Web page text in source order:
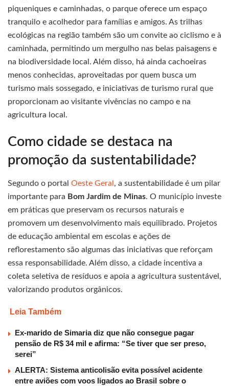
piqueniques e caminhadas, o parque oferece um espaço
tranquilo e acolhedor para famílias e amigos. As trilhas
ecológicas na região também são um convite ao ciclismo e à
caminhada, permitindo um mergulho nas belas paisagens e
na biodiversidade local. Além disso, há ainda cachoeiras
menos conhecidas, aproveitadas por quem busca um
turismo mais sossegado, e iniciativas de turismo rural que
proporcionam ao visitante vivências no campo e na
agricultura local.
Como cidade se destaca na
promoção da sustentabilidade?
Segundo o portal Oeste Geral , a sustentabilidade é um pilar
importante para Bom Jardim de Minas. O município investe
em práticas que preservam os recursos naturais e
promovem um desenvolvimento mais equilibrado. Projetos
de educação ambiental em escolas e ações de
reflorestamento são algumas das iniciativas que reforçam
essa responsabilidade. Além disso, a cidade incentiva a
coleta seletiva de resíduos e apoia a agricultura sustentável,
valorizando produtos orgânicos.
Leia Também
Ex-marido de Simaria diz que não consegue pagar
pensão de R$ 34 mil e afirma: “Se tiver que ser preso,
serei”
ALERTA: Sistema anticolisão evita possível acidente
entre aviões com voos ligados ao Brasil sobre o